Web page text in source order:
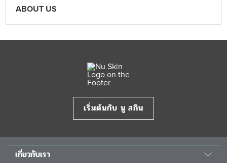
ABOUT US
เริ่มต้นกับ นู สกิน
เกี่ยวกับเรา